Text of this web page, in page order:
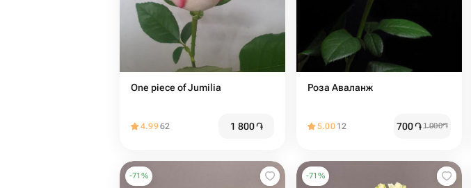
One piece of Jumilia
4.9962 1 800֏
Роза Аваланж
5.00 12 700֏1 000֏
-71 % -71 %